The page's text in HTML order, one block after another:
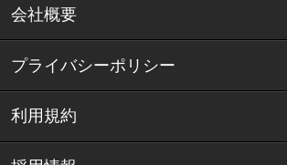
会社概要
プライバシーポリシー
利用規約